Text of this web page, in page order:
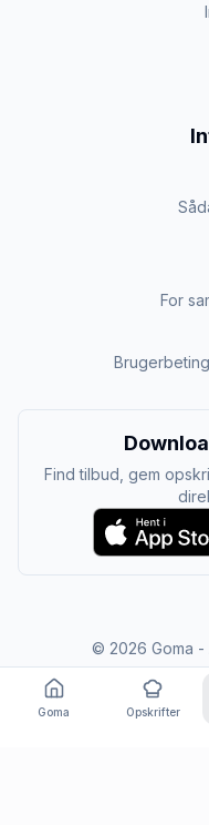
For
Find tilbud, gem
© 2026 Goma
Goma Opskrifter